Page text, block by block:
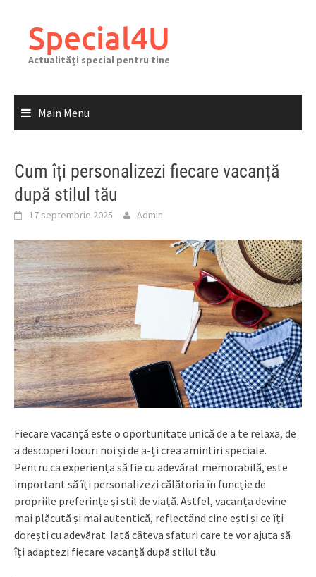
contentSpecial4U
Actualități special pentru tine
Main Menu
Cum îți personalizezi fiecare vacanță
după stilul tău
17 septembrie 2025 Admin
Fiecare vacanță este o oportunitate unică de a te relaxa, de
a descoperi locuri noi și de a-ți crea amintiri speciale.
Pentru ca experiența să fie cu adevărat memorabilă, este
important să îți personalizezi călătoria în funcție de
propriile preferințe și stil de viață. Astfel, vacanța devine
mai plăcută și mai autentică, reflectând cine ești și ce îți
dorești cu adevărat. Iată câteva sfaturi care te vor ajuta să
îți adaptezi fiecare vacanță după stilul tău.